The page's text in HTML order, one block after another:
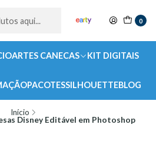
0
ARTES CANECAS KIT DIGITAIS
PACOTESSILHOUETTEBLOG
Início
Disney Editável em Photoshop